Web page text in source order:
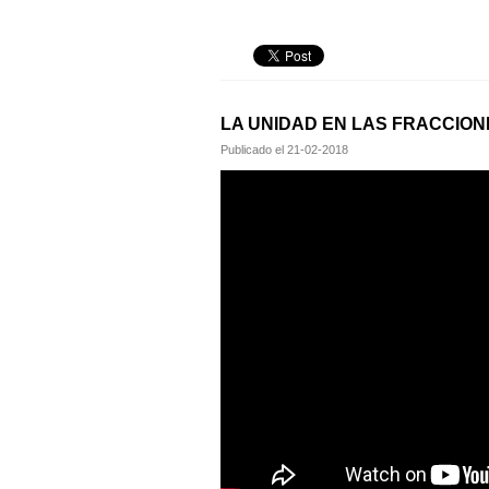
LA UNIDAD EN LAS
Publicado el 21-02-2018